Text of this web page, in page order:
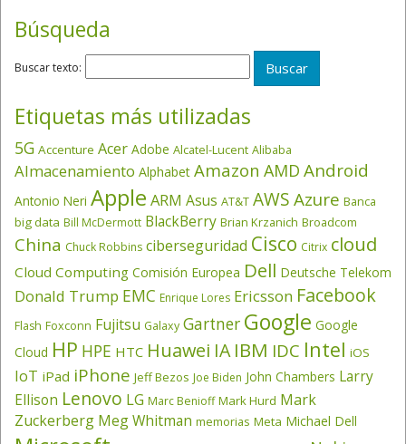
Búsqueda
Buscar texto:
Etiquetas más utilizadas
5G Accenture Acer Adobe Alcatel-Lucent Alibaba
Almacenamiento Alphabet Amazon AMD Android
Antonio Neri Apple ARM Asus AT&T AWSAzure Banca
big data Bill McDermott BlackBerry Brian Krzanich Broadcom
China Chuck Robbins ciberseguridad Cisco Citrix cloud
Cloud Computing Comisión Europea Dell Deutsche Telekom
Donald Trump EMC Enrique Lores Ericsson Facebook
Flash Foxconn Fujitsu Galaxy Gartner Google Google
Cloud HP HPE HTC Huawei IA IBM IDC Intel iOS
IoT iPad iPhone Jeff Bezos Joe Biden John Chambers Larry
Ellison Lenovo LG Marc Benioff Mark Hurd Mark
Zuckerberg Meg Whitman memorias Meta Michael Dell